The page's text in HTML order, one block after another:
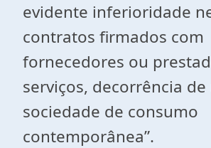
evidente inferioridade
contratos firmados com
fornecedores ou
serviços, decorrência de
sociedade de consumo
contemporânea”.